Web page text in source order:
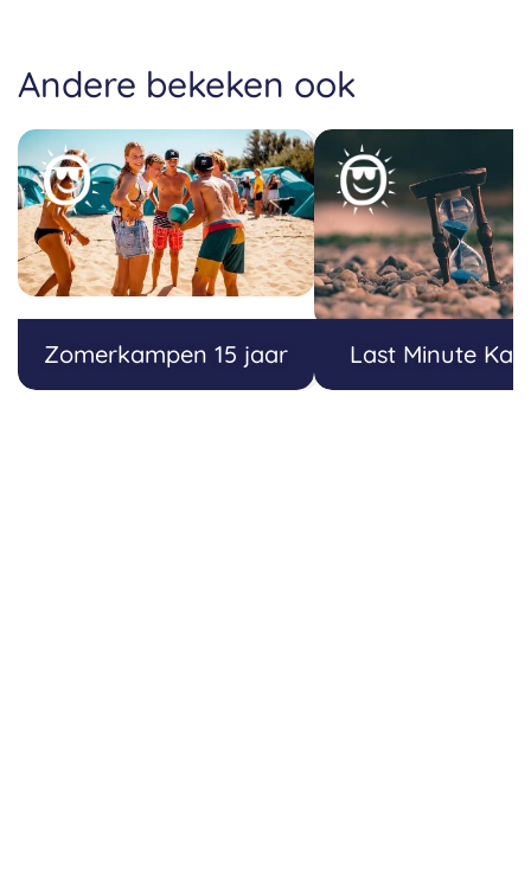
Andere bekeken ook
Zomerkampen 15 jaar Last Minute